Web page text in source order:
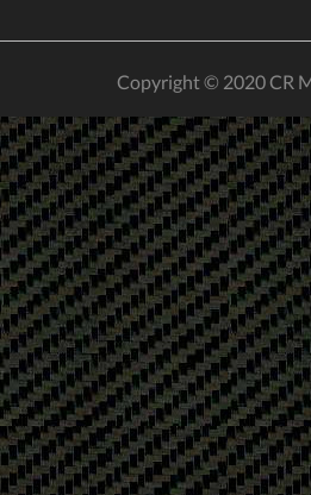
Copyright © 2020 CR